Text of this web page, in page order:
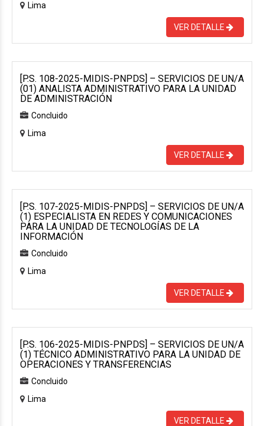
Lima
VER DETALLE
[P.S. 108-2025-MIDIS-PNPDS] – SERVICIOS DE UN/A
(01) ANALISTA ADMINISTRATIVO PARA LA UNIDAD
DE ADMINISTRACIÓN
Concluido
Lima
VER DETALLE
[P.S. 107-2025-MIDIS-PNPDS] – SERVICIOS DE UN/A
(1) ESPECIALISTA EN REDES Y COMUNICACIONES
PARA LA UNIDAD DE TECNOLOGÍAS DE LA
INFORMACIÓN
Concluido
Lima
VER DETALLE
[P.S. 106-2025-MIDIS-PNPDS] – SERVICIOS DE UN/A
(1) TÉCNICO ADMINISTRATIVO PARA LA UNIDAD DE
OPERACIONES Y TRANSFERENCIAS
Concluido
Lima
VER DETALLE